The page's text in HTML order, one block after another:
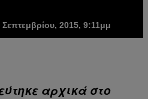
Σεπτεμβρίου, 2015, 9:11μμ
αρχικά στο